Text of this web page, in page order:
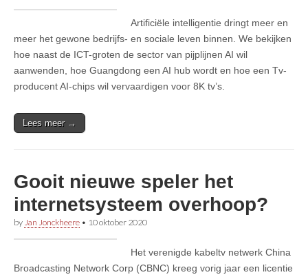
Artificiële intelligentie dringt meer en
meer het gewone bedrijfs- en sociale leven binnen. We bekijken
hoe naast de ICT-groten de sector van pijplijnen AI wil
aanwenden, hoe Guangdong een AI hub wordt en hoe een Tv-
producent AI-chips wil vervaardigen voor 8K tv’s.
Lees meer →
Gooit nieuwe speler het
internetsysteem overhoop?
by Jan Jonckheere • 10 oktober 2020
Het verenigde kabeltv netwerk China
Broadcasting Network Corp (CBNC) kreeg vorig jaar een licentie